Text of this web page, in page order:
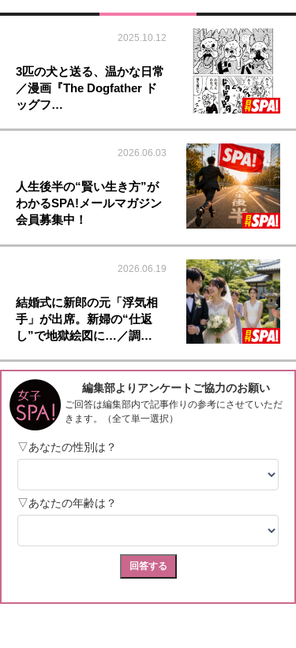
2025.10.12
3匹の犬と送る、温かな日常
／漫画『The Dogfather ド
ッグフ…
2026.06.03
人生後半の“賢い生き方”が
わかるSPA!メールマガジン
会員募集中！
2026.06.19
結婚式に新郎の元「浮気相
手」が出席。新婦の“仕返
し”で地獄絵図に…／調…